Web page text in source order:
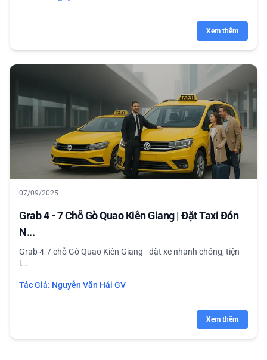
Xem thêm
07/09/2025
Grab 4 - 7 Chỗ Gò Quao Kiên Giang | Đặt Taxi Đón
N...
Grab 4-7 chỗ Gò Quao Kiên Giang - đặt xe nhanh chóng, tiện
l...
Tác Giả: Nguyễn Văn Hải GV
Xem thêm